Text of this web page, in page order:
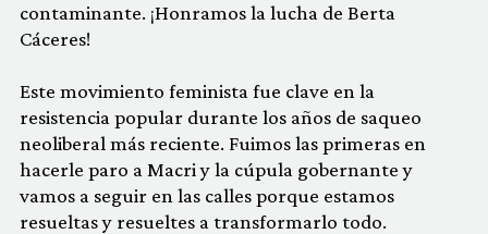
contaminante. ¡Honramos la lucha de Berta
Cáceres!
Este movimiento feminista fue clave en la
resistencia popular durante los años de saqueo
neoliberal más reciente. Fuimos las primeras en
hacerle paro a Macri y la cúpula gobernante y
vamos a seguir en las calles porque estamos
resueltas y resueltes a transformarlo todo.